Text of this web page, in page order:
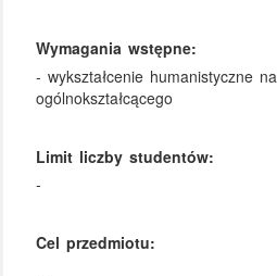
Wymagania wstępne:
- wykształcenie humanistyczne
ogólnokształcącego
Limit liczby studentów:
-
Cel przedmiotu: